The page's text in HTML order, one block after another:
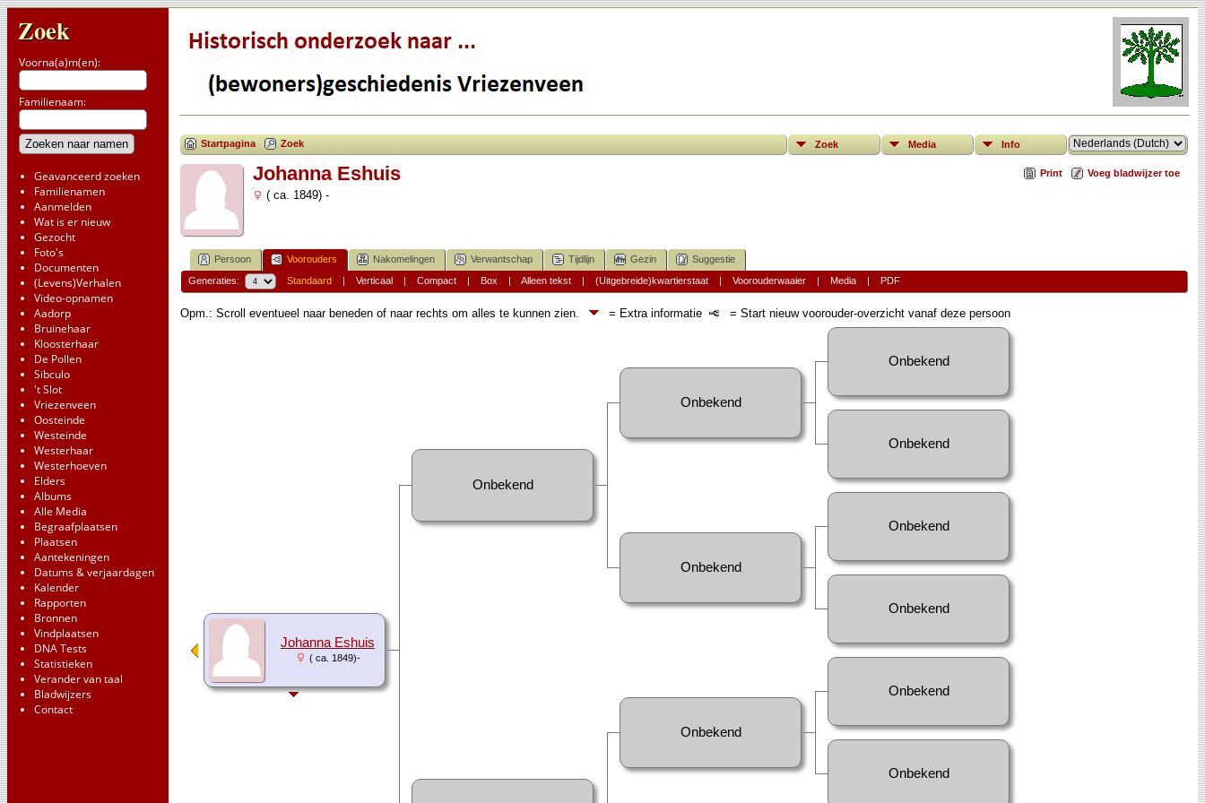
Zoek
Voorna(a)m(en):
Familienaam:
Geavanceerd zoeken
Familienamen
Aanmelden
Wat is er nieuw
Gezocht
Foto's
Documenten
(Levens)Verhalen
Video-opnamen
Aadorp
Bruinehaar
Kloosterhaar
De Pollen
Sibculo
't Slot
Vriezenveen
Oosteinde
Westeinde
Westerhaar
Westerhoeven
Elders
Albums
Alle Media
Begraafplaatsen
Plaatsen
Aantekeningen
Datums & verjaardagen
Kalender
Rapporten
Bronnen
Vindplaatsen
DNA Tests
Statistieken
Verander van taal
Bladwijzers
Contact
Startpagina Zoek Zoek Media Info
Print Voeg bladwijzer toe
Johanna Eshuis
( ca. 1849) -
Persoon Voorouders Nakomelingen Verwantschap Tijdlijn Gezin Suggestie
Generaties: Standaard| Verticaal| Compact| Box | Alleen tekst| (Uitgebreide)kwartierstaat| Voorouderwaaier| Media| PDF
Opm.: Scroll eventueel naar beneden of naar rechts om alles te kunnen zien. = Extra informatie = Start nieuw voorouder-overzicht vanaf deze persoon
Johanna Eshuis
( ca. 1849)-
Onbekend
Onbekend
Onbekend
Onbekend
Onbekend
Onbekend
Onbekend
Onbekend
Onbekend
Onbekend